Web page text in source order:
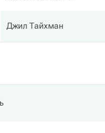
Джил Тайхман